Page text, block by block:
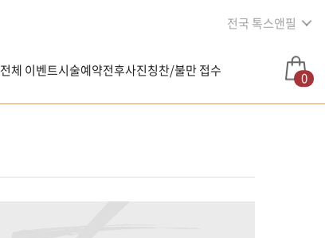
전국 톡스앤필
전체 이벤트시술예약전후사진칭찬/불만 접수 0